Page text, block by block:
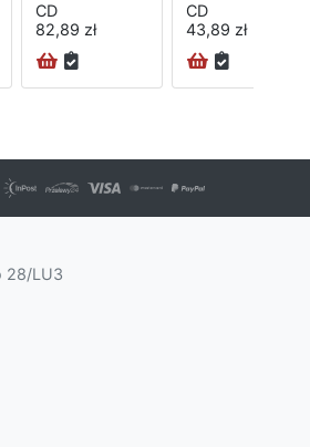
CD
82,89 zł
CD
43,89 zł
28/LU3